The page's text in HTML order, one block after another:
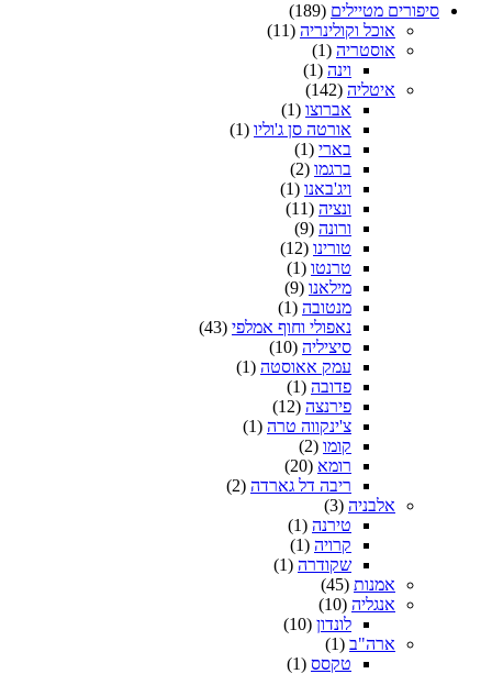
סיפורים מטיילים (189)
אוכל וקולינריה (11)
אוסטריה (1)
וינה (1)
איטליה (142)
אברוצו (1)
אורטה סן ג'וליו (1)
בארי (1)
ברגמו (2)
ויג'באנו (1)
ונציה (11)
ורונה (9)
טורינו (12)
טרנטו (1)
מילאנו (9)
מנטובה (1)
נאפולי וחוף אמלפי (43)
סיציליה (10)
עמק אאוסטה (1)
פדובה (1)
פירנצה (12)
צ'ינקווה טרה (1)
קומו (2)
רומא (20)
ריבה דל גארדה (2)
אלבניה (3)
טירנה (1)
קרויה (1)
שקודרה (1)
אמנות (45)
אנגליה (10)
לונדון (10)
ארה"ב (1)
טקסס (1)